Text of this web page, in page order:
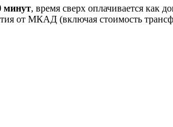
минут, время сверх оплачивается как
от МКАД (включая стоимость